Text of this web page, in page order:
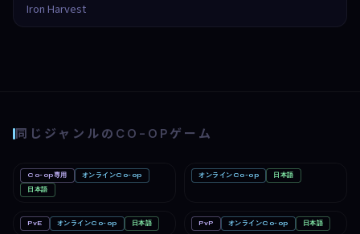
Iron Harvest
同じジャンルのCO-OPゲーム
Big Walk
Co-op専用
オンラインCo-op
日本語
Romestead
オンラインCo-op 日本語
PC
どろぼうノーム
PvE オンラインCo-op 日本語 PC
めっちゃカメレオン
PvP オンラインCo-op 日本語